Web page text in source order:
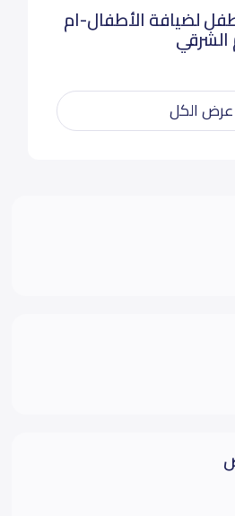
لضيافة الأطفال-ام
الشرقي
عرض الكل